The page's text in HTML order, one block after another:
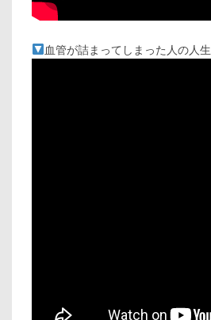
血管が詰まってしまった人の人生